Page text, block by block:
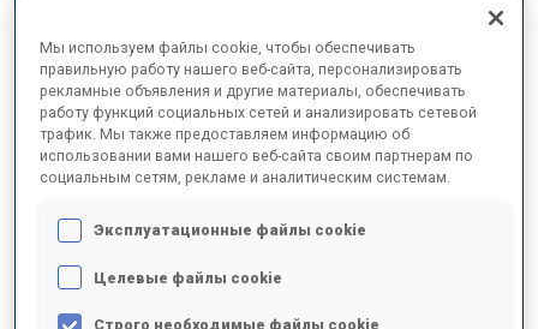
ДАННЫХ НЕТ
РЕЗУЛЬТАТЫ - ТЕНДЕНЦИЯ
ДАННЫХ НЕТ
Мы используем файлы cookie, чтобы обеспечивать
правильную работу нашего веб-сайта, персонализировать
рекламные объявления и другие материалы, обеспечивать
работу функций социальных сетей и анализировать сетевой
трафик. Мы также предоставляем информацию об
использовании вами нашего веб-сайта своим партнерам по
социальным сетям, рекламе и аналитическим системам.
Эксплуатационные файлы cookie
Целевые файлы cookie
Строго необходимые файлы cookie